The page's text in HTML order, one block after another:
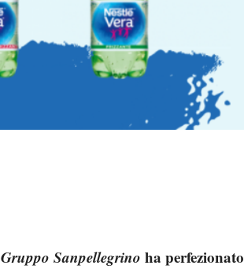
Gruppo Sanpellegrino ha perfezionato